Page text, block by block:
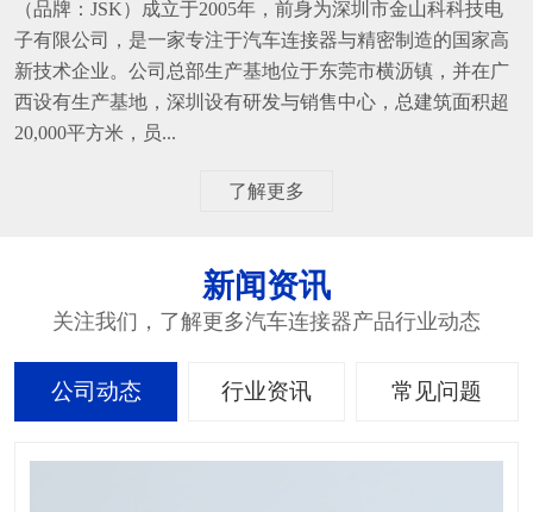
（品牌：JSK）成立于2005年，前身为深圳市金山科科技电
子有限公司，是一家专注于汽车连接器与精密制造的国家高
新技术企业。公司总部生产基地位于东莞市横沥镇，并在广
西设有生产基地，深圳设有研发与销售中心，总建筑面积超
20,000平方米，员...
了解更多
新闻资讯
关注我们，了解更多汽车连接器产品行业动态
公司动态 行业资讯 常见问题